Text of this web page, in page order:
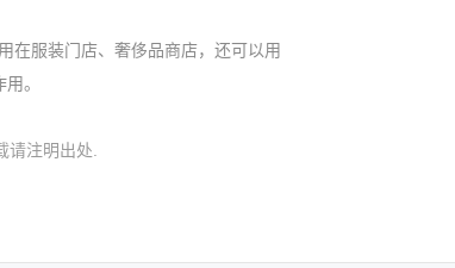
在服装门店、奢侈品商店，还可以用
。
请注明出处.